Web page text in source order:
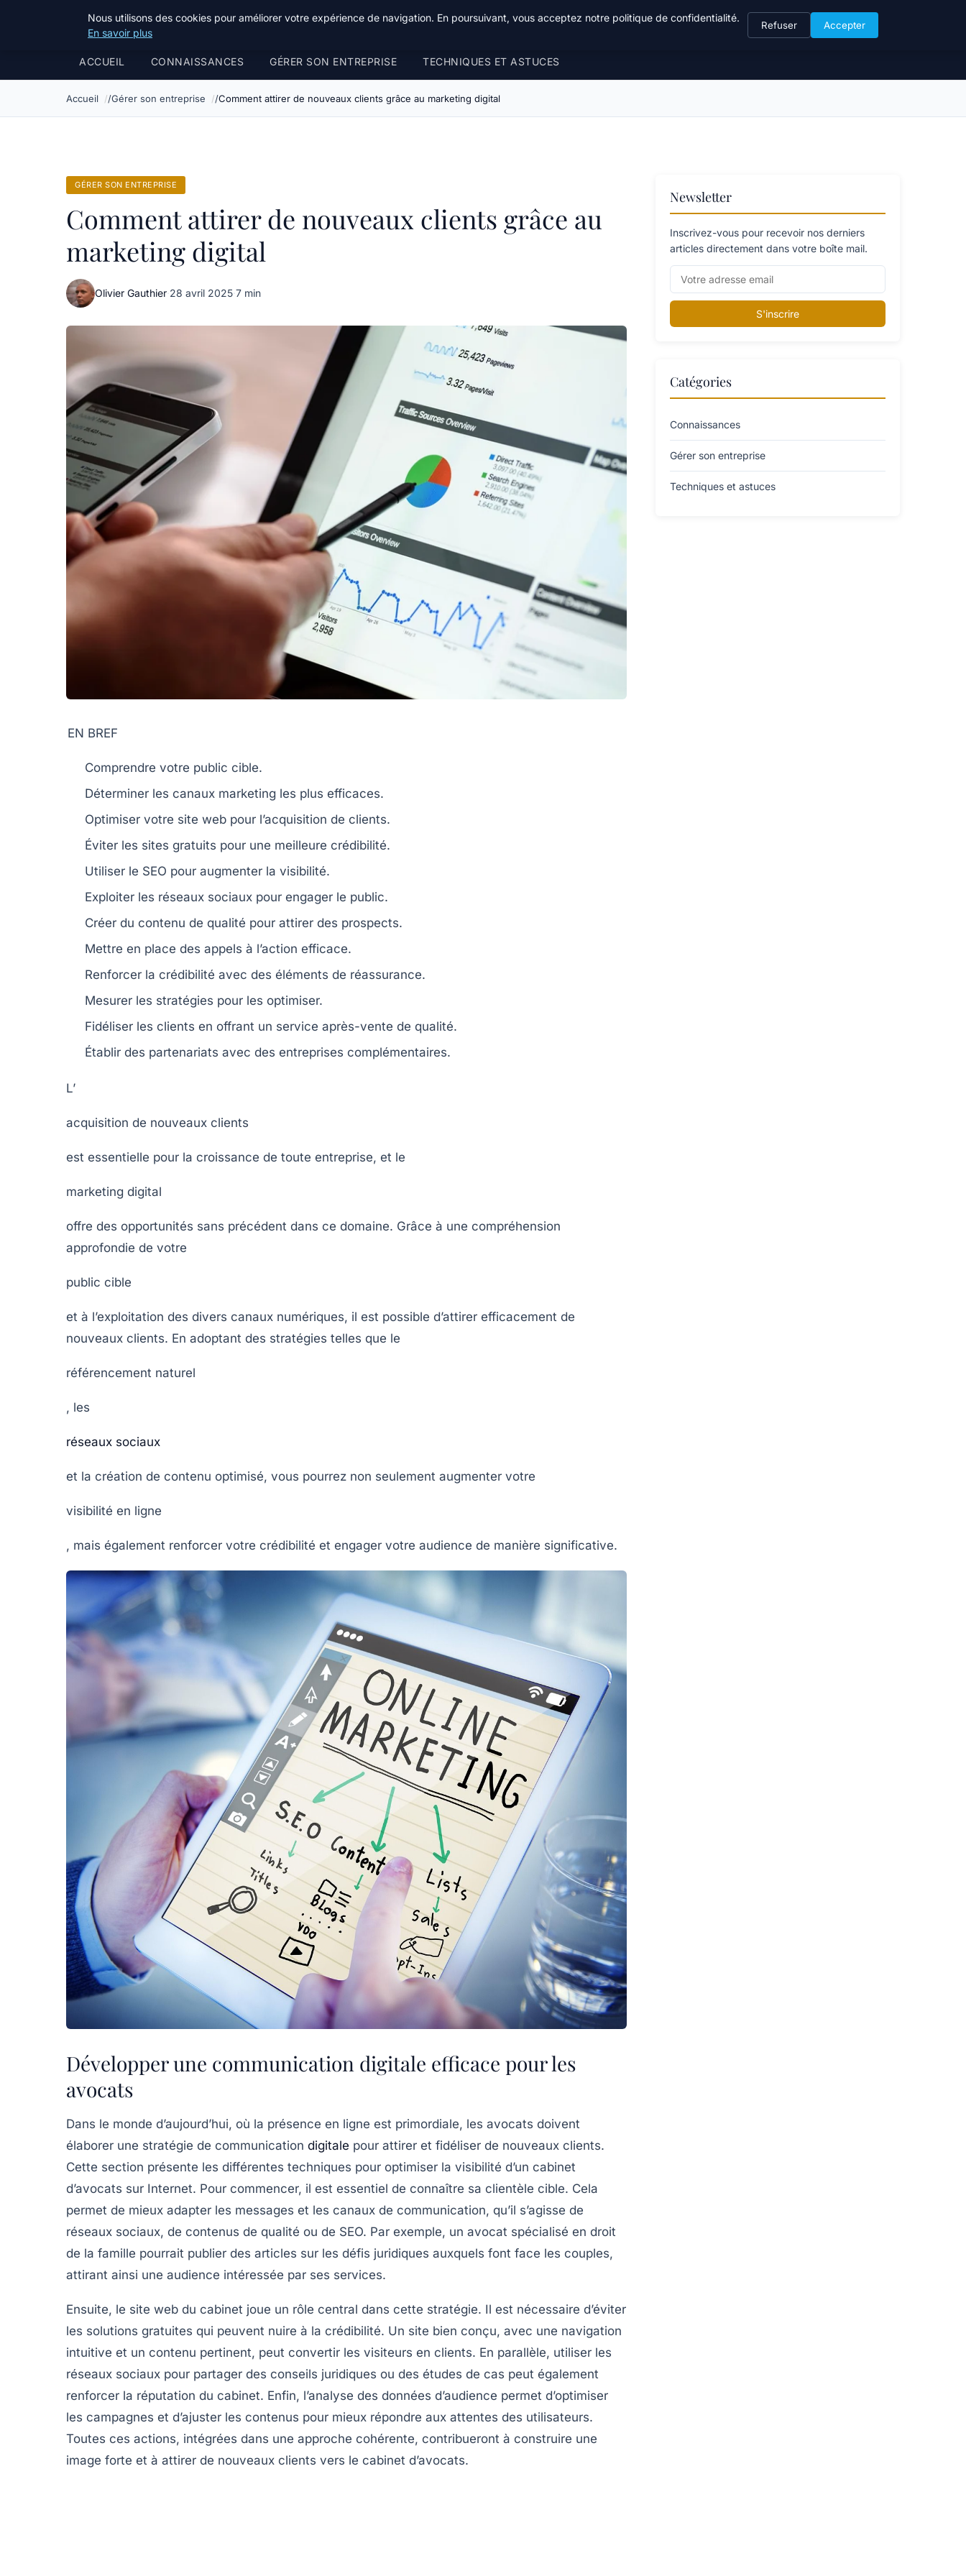
Bible Telemarketing
ACCUEIL CONNAISSANCES GÉRER SON ENTREPRISE TECHNIQUES ET ASTUCES
Accueil Gérer son entreprise Comment attirer de nouveaux clients grâce au marketing digital
GÉRER SON ENTREPRISE
Comment attirer de nouveaux clients grâce au
marketing digital
Olivier Gauthier·28 avril 2025·7 min
EN BREF
Comprendre votre public cible.
Déterminer les canaux marketing les plus efficaces.
Optimiser votre site web pour l’acquisition de clients.
Éviter les sites gratuits pour une meilleure crédibilité.
Utiliser le SEO pour augmenter la visibilité.
Exploiter les réseaux sociaux pour engager le public.
Créer du contenu de qualité pour attirer des prospects.
Mettre en place des appels à l’action efficace.
Renforcer la crédibilité avec des éléments de réassurance.
Mesurer les stratégies pour les optimiser.
Fidéliser les clients en offrant un service après-vente de qualité.
Établir des partenariats avec des entreprises complémentaires.
L’
acquisition de nouveaux clients
est essentielle pour la croissance de toute entreprise, et le
marketing digital
offre des opportunités sans précédent dans ce domaine. Grâce à une compréhension
approfondie de votre
public cible
et à l’exploitation des divers canaux numériques, il est possible d’attirer efficacement de
nouveaux clients. En adoptant des stratégies telles que le
référencement naturel
, les
réseaux sociaux
et la création de contenu optimisé, vous pourrez non seulement augmenter votre
visibilité en ligne
, mais également renforcer votre crédibilité et engager votre audience de manière significative.
Développer une communication digitale efficace pour les
avocats
Dans le monde d’aujourd’hui, où la présence en ligne est primordiale, les avocats doivent
élaborer une stratégie de communication digitale pour attirer et fidéliser de nouveaux clients.
Cette section présente les différentes techniques pour optimiser la visibilité d’un cabinet
d’avocats sur Internet. Pour commencer, il est essentiel de connaître sa clientèle cible. Cela
permet de mieux adapter les messages et les canaux de communication, qu’il s’agisse de
réseaux sociaux, de contenus de qualité ou de SEO. Par exemple, un avocat spécialisé en droit
de la famille pourrait publier des articles sur les défis juridiques auxquels font face les couples,
attirant ainsi une audience intéressée par ses services.
Ensuite, le site web du cabinet joue un rôle central dans cette stratégie. Il est nécessaire d’éviter
les solutions gratuites qui peuvent nuire à la crédibilité. Un site bien conçu, avec une navigation
intuitive et un contenu pertinent, peut convertir les visiteurs en clients. En parallèle, utiliser les
réseaux sociaux pour partager des conseils juridiques ou des études de cas peut également
renforcer la réputation du cabinet. Enfin, l’analyse des données d’audience permet d’optimiser
les campagnes et d’ajuster les contenus pour mieux répondre aux attentes des utilisateurs.
Toutes ces actions, intégrées dans une approche cohérente, contribueront à construire une
image forte et à attirer de nouveaux clients vers le cabinet d’avocats.
Newsletter
Inscrivez-vous pour recevoir nos derniers
articles directement dans votre boîte mail.
S'inscrire
Catégories
Connaissances
Gérer son entreprise
Techniques et astuces
Nous utilisons des cookies pour améliorer votre expérience de navigation. En poursuivant, vous acceptez notre politique de confidentialité.
En savoir plus
Refuser Accepter